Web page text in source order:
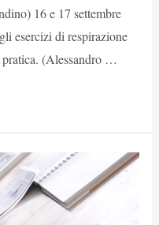
16 e 17 settembre
esercizi di respirazione
pratica. (Alessandro …